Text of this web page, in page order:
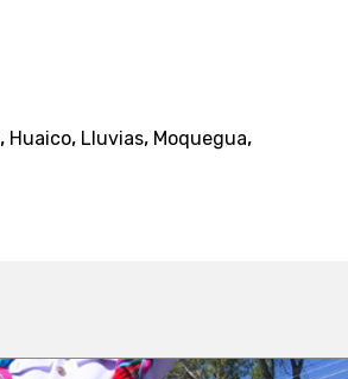
, Huaico, Lluvias, Moquegua,